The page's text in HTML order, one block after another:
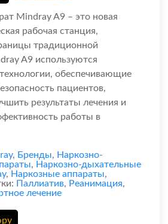
Mindray A9 – это новая
рабочая станция,
традиционной
A9 используются
обеспечивающие
пациентов,
результаты лечения и
работы в
, Бренды, Наркозно-
, Наркозно-дыхательные
, Наркозные аппараты,
Паллиатив, Реанимация,
лечение